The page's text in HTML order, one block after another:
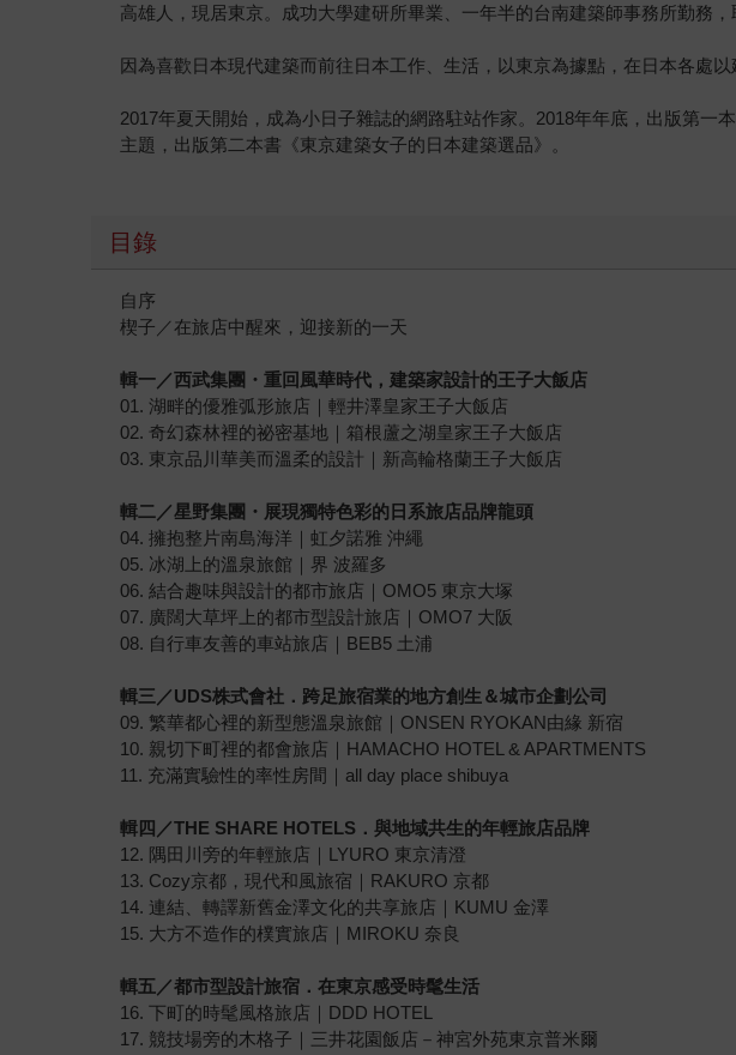
高雄人，現居東京。成功大學建研所畢業、一年半的台南建築師事務所勤務
因為喜歡日本現代建築而前往日本工作、生活，以東京為據點，在日本各處
2017年夏天開始，成為小日子雜誌的網路駐站作家。2018年年底，出版第
主題，出版第二本書《東京建築女子的日本建築選品》。
目錄
自序
楔子／在旅店中醒來，迎接新的一天
輯一／西武集團 ・重回風華時代，建築家設計的王子大飯店
01. 湖畔的優雅弧形旅店｜輕井澤皇家王子大飯店
02. 奇幻森林裡的祕密基地｜箱根蘆之湖皇家王子大飯店
03. 東京品川華美而溫柔的設計｜新高輪格蘭王子大飯店
輯二／星野集團 ・ 展現獨特色彩的 日系旅店品牌龍頭
04. 擁抱整片南島海洋｜虹夕諾雅 沖繩
05. 冰湖上的溫泉旅館｜界 波羅多
06. 結合趣味與設計的都市旅店｜OMO5 東京大塚
07. 廣闊大草坪上的都市型設計旅店｜OMO7 大阪
08. 自行車友善的車站旅店｜BEB5 土浦
輯三／UDS株式會社．跨足旅宿業的地方創生＆城市企劃公司
09. 繁華都心裡的新型態溫泉旅館｜ONSEN RYOKAN由緣 新宿
10. 親切下町裡的都會旅店｜HAMACHO HOTEL & APARTMENTS
11. 充滿實驗性的率性房間｜all day place shibuya
輯四／THE SHARE HOTELS．與地域共生的年輕旅店品牌
12. 隅田川旁的年輕旅店｜LYURO 東京清澄
13. Cozy京都，現代和風旅宿｜RAKURO 京都
14. 連結、轉譯新舊金澤文化的共享旅店｜KUMU 金澤
15. 大方不造作的樸實旅店｜MIROKU 奈良
輯五／都市型設計旅宿．在東京感受時髦生活
16. 下町的時髦風格旅店｜DDD HOTEL
17. 競技場旁的木格子｜三井花園飯店－神宮外苑東京普米爾